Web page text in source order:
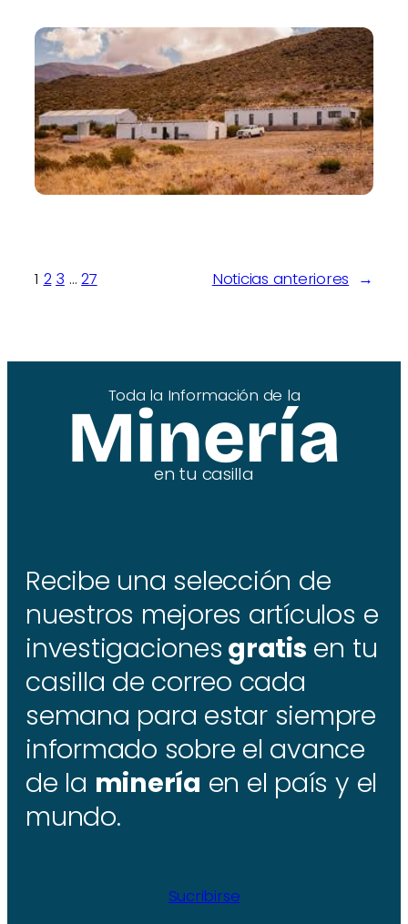
1 2 3 … 27 Noticias anteriores →
Toda la Información de la
Minería
en tu casilla
Recibe una selección de
nuestros mejores artículos e
investigaciones gratis en tu
casilla de correo cada
semana para estar siempre
informado sobre el avance
de la minería en el país y el
mundo.
Sucribirse